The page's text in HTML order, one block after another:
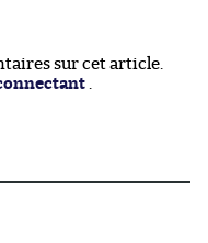
sur cet article.